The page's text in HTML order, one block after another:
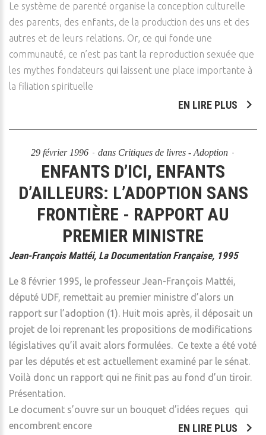
Le système de parenté organise la conception culturelle
des parents, des enfants, de la production des uns et des
autres et de leurs relations. Or, ce qui fonde une
communauté, ce n’est pas tant la reproduction sexuée que
les mythes fondateurs qui laissent une place importante à
la filiation spirituelle
EN LIRE PLUS
29 février 1996 dans Critiques de livres - Adoption
ENFANTS D’ICI, ENFANTS
D’AILLEURS: L’ADOPTION SANS
FRONTIÈRE - RAPPORT AU
PREMIER MINISTRE
Jean-François Mattéi, La Documentation Française, 1995
Le 8 février 1995, le professeur Jean-François Mattéi,
député UDF, remettait au premier ministre d’alors un
rapport sur l’adoption (1). Huit mois après, il déposait un
projet de loi reprenant les propositions de modifications
législatives qu’il avait alors formulées. Ce texte a été voté
par les députés et est actuellement examiné par le sénat.
Voilà donc un rapport qui ne finit pas au fond d’un tiroir.
Présentation.
Le document s’ouvre sur un bouquet d’idées reçues qui
encombrent encore
EN LIRE PLUS